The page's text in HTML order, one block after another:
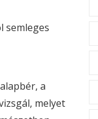
semleges
a
melyet